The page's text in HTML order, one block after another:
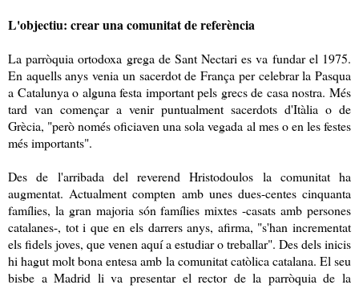
L'objectiu: crear una comunitat de referència
La parròquia ortodoxa grega de Sant Nectari es va fundar el 1975.
En aquells anys venia un sacerdot de França per celebrar la Pasqua
a Catalunya o alguna festa important pels grecs de casa nostra. Més
tard van començar a venir puntualment sacerdots d'Itàlia o de
Grècia, "però només oficiaven una sola vegada al mes o en les festes
més importants".
Des de l'arribada del reverend Hristodoulos la comunitat ha
augmentat. Actualment compten amb unes dues-centes cinquanta
famílies, la gran majoria són famílies mixtes -casats amb persones
catalanes-, tot i que en els darrers anys, afirma, "s'han incrementat
els fidels joves, que venen aquí a estudiar o treballar". Des dels inicis
hi hagut molt bona entesa amb la comunitat catòlica catalana. El seu
bisbe a Madrid li va presentar el rector de la parròquia de la